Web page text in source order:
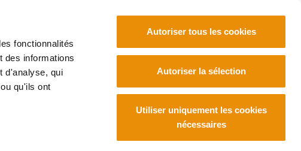
fonctionnalités
des informations
d'analyse, qui
qu'ils ont
Autoriser tous les cookies
Autoriser la sélection
Utiliser uniquement les cookies
nécessaires
Euskadi" de ETB